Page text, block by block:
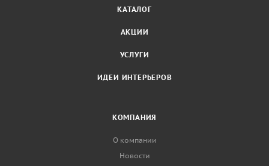
КАТАЛОГ
АКЦИИ
УСЛУГИ
ИДЕИ ИНТЕРЬЕРОВ
КОМПАНИЯ
О компании
Новости